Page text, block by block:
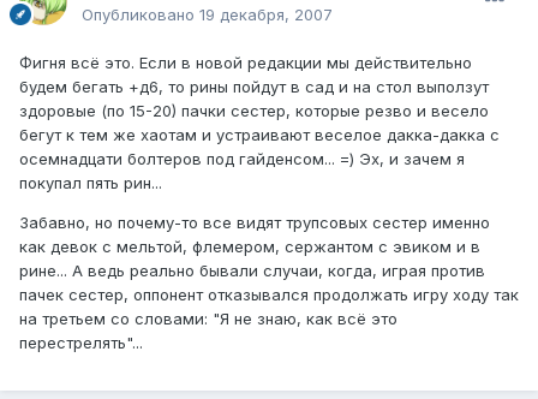
Опубликовано 19 декабря, 2007
Фигня всё это. Если в новой редакции мы действительно
будем бегать +д6, то рины пойдут в сад и на стол выползут
здоровые (по 15-20) пачки сестер, которые резво и весело
бегут к тем же хаотам и устраивают веселое дакка-дакка с
осемнадцати болтеров под гайденсом... =) Эх, и зачем я
покупал пять рин...
Забавно, но почему-то все видят трупсовых сестер именно
как девок с мельтой, флемером, сержантом с эвиком и в
рине... А ведь реально бывали случаи, когда, играя против
пачек сестер, оппонент отказывался продолжать игру ходу так
на третьем со словами: "Я не знаю, как всё это
перестрелять"...